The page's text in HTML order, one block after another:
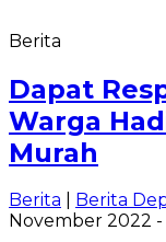
Berita
Dapat
Warga
Murah
Berita Berita
November 2022 -